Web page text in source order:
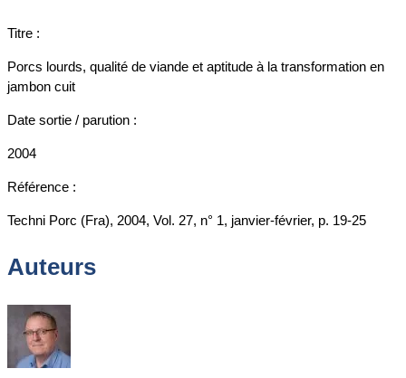
Titre :
Porcs lourds, qualité de viande et aptitude à la transformation en
jambon cuit
Date sortie / parution :
2004
Référence :
Techni Porc (Fra), 2004, Vol. 27, n° 1, janvier-février, p. 19-25
Auteurs